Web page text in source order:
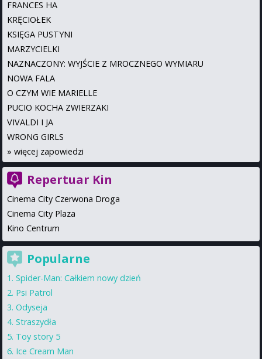
FRANCES HA
KRĘCIOŁEK
KSIĘGA PUSTYNI
MARZYCIELKI
NAZNACZONY: WYJŚCIE Z MROCZNEGO WYMIARU
NOWA FALA
O CZYM WIE MARIELLE
PUCIO KOCHA ZWIERZAKI
VIVALDI I JA
WRONG GIRLS
» więcej zapowiedzi
Repertuar Kin
Cinema City Czerwona Droga
Cinema City Plaza
Kino Centrum
Popularne
Spider-Man: Całkiem nowy dzień
Psi Patrol
Odyseja
Straszydła
Toy story 5
Ice Cream Man